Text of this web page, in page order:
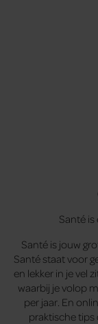
Santé is
Santé is jouw
Santé staat voor
en lekker in je vel
waarbij je volop
per jaar. En
praktische tips